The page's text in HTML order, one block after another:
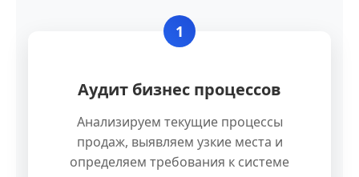
1
Аудит бизнес процессов
Анализируем текущие процессы
продаж, выявляем узкие места и
определяем требования к системе